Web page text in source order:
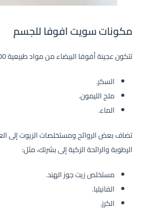
مكونات سويت افوفا للجسم
تتكون عجينة أفوفا البيضاء من مواد طبيعية 100%، مثل:
السكر.
ملح الليمون.
الماء.
تضاف بعض الروائح ومستخلصات الزيوت إلى
الرطوبة والرائحة الزكية إلى بشرتك، مثل:
مستخلص زيت جوز الهند.
الفانيليا.
الكرز.